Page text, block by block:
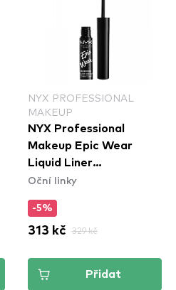
NYX PROFESSIONAL
MAKEUP
NYX Professional
Makeup Epic Wear
Liquid Liner
Waterproof - White
Oční linky
-5%
313 kč 329 kč
Přidat